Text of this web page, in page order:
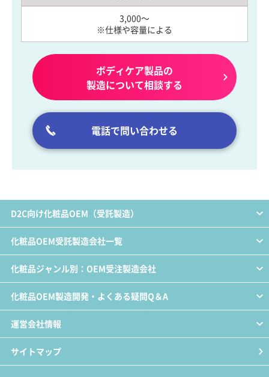
3,000～
※仕様や容量による
ボディケア製品の
製造について相談する
電話で問い合わせる
D2C向け化粧品OEM（受託製造）
化粧品OEM受託製造会社一覧
化粧品ジャンル別：OEM受注製造会社
化粧品OEM製造開発・よくある疑問Q＆A
運営会社情報
サイトマップ